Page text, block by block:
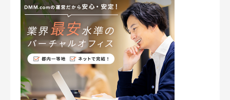
クチコミ投稿の注意点